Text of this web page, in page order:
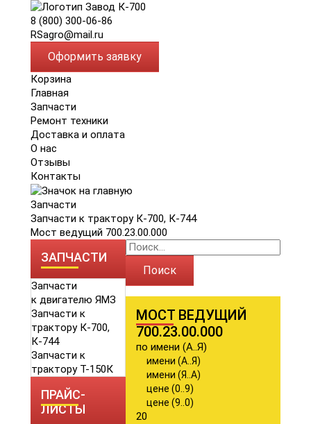
8 (800) 300-06-86
RSagro@mail.ru
Оформить заявку
Корзина
Главная
Запчасти
Ремонт техники
Доставка и оплата
О нас
Отзывы
Контакты
Запчасти
Запчасти к трактору К-700, К-744
Мост ведущий 700.23.00.000
ЗАПЧАСТИ
Запчасти
к двигателю ЯМЗ
Запчасти к
трактору К-700,
К-744
Запчасти к
трактору Т-150К
ПРАЙС-
ЛИСТЫ
Поиск
МОСТ ВЕДУЩИЙ
700.23.00.000
по имени (А..Я)
имени (А..Я)
имени (Я..А)
цене (0..9)
цене (9..0)
20